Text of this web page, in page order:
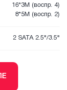
16*3M (воспр. 4)
8*5M (воспр. 2)
2 SATA 2.5"/3.5"